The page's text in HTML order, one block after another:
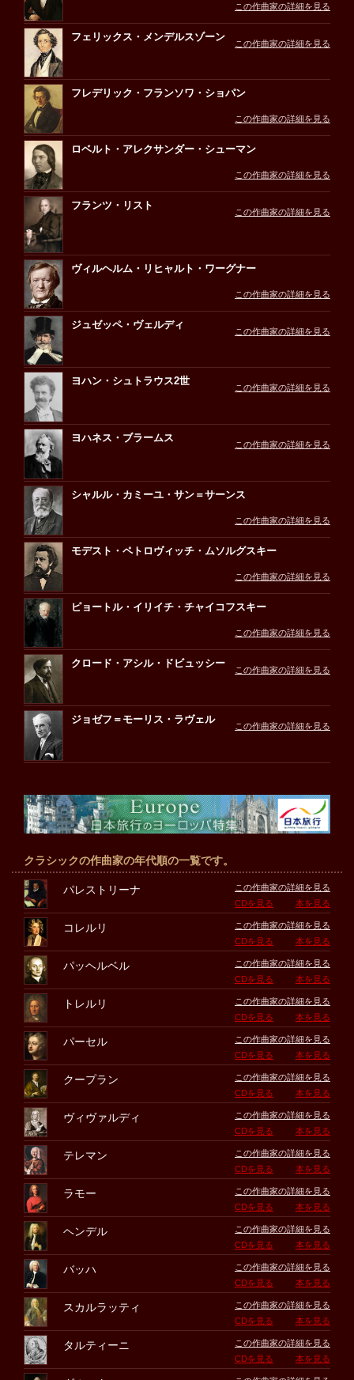
この作曲家の詳細を見る
フェリックス・メンデルスゾーン
この作曲家の詳細を見る
フレデリック・フランソワ・ショパン
この作曲家の詳細を見る
ロベルト・アレクサンダー・シューマン
この作曲家の詳細を見る
フランツ・リスト
この作曲家の詳細を見る
ヴィルヘルム・リヒャルト・ワーグナー
この作曲家の詳細を見る
ジュゼッペ・ヴェルディ
この作曲家の詳細を見る
ヨハン・シュトラウス2世
この作曲家の詳細を見る
ヨハネス・ブラームス
この作曲家の詳細を見る
シャルル・カミーユ・サン＝サーンス
この作曲家の詳細を見る
モデスト・ペトロヴィッチ・ムソルグスキー
この作曲家の詳細を見る
ピョートル・イリイチ・チャイコフスキー
この作曲家の詳細を見る
クロード・アシル・ドビュッシー
この作曲家の詳細を見る
ジョゼフ＝モーリス・ラヴェル
この作曲家の詳細を見る
クラシックの作曲家の年代順の一覧です。
パレストリーナ
この作曲家の詳細を見る
CDを見る
本を見る
コレルリ
この作曲家の詳細を見る
CDを見る
本を見る
パッヘルベル
この作曲家の詳細を見る
CDを見る
本を見る
トレルリ
この作曲家の詳細を見る
CDを見る
本を見る
パーセル
この作曲家の詳細を見る
CDを見る
本を見る
クープラン
この作曲家の詳細を見る
CDを見る
本を見る
ヴィヴァルディ
この作曲家の詳細を見る
CDを見る
本を見る
テレマン
この作曲家の詳細を見る
CDを見る
本を見る
ラモー
この作曲家の詳細を見る
CDを見る
本を見る
ヘンデル
この作曲家の詳細を見る
CDを見る
本を見る
バッハ
この作曲家の詳細を見る
CDを見る
本を見る
スカルラッティ
この作曲家の詳細を見る
CDを見る
本を見る
タルティーニ
この作曲家の詳細を見る
CDを見る
本を見る